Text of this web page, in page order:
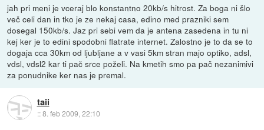
jah pri meni je vceraj blo konstantno 20kb/s hitrost. Za boga ni šlo
več celi dan in tko je ze nekaj casa, edino med prazniki sem
dosegal 150kb/s. Jaz pri sebi vem da je antena zasedena in tu ni
kej ker je to edini spodobni flatrate internet. Zalostno je to da se to
dogaja cca 30km od ljubljane a v vasi 5km stran majo optiko, adsl,
vdsl, vdsl2 kar ti pač srce poželi. Na kmetih smo pa pač nezanimivi
za ponudnike ker nas je premal.
taii
::8. feb 2009, 22:10